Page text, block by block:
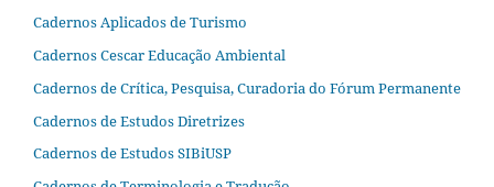
Cadernos Aplicados de Turismo
Cadernos Cescar Educação Ambiental
Cadernos de Crítica, Pesquisa, Curadoria do Fórum Permanente
Cadernos de Estudos Diretrizes
Cadernos de Estudos SIBiUSP